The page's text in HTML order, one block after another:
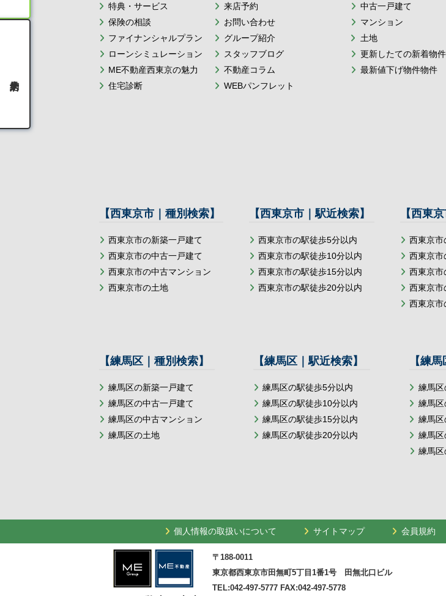
特典・サービス
保険の相談
ファイナンシャルプラン
ローンシミュレーション
ME不動産西東京の魅力
住宅診断
来店予約
お問い合わせ
グループ紹介
スタッフブログ
不動産コラム
WEBパンフレット
中古一戸建て
マンション
土地
更新したての新着物件
最新値下げ物件物件
【西東京市｜種別検索】
西東京市の新築一戸建て
西東京市の中古一戸建て
西東京市の中古マンション
西東京市の土地
【西東京市｜駅近検索】
西東京市の駅徒歩5分以内
西東京市の駅徒歩10分以内
西東京市の駅徒歩15分以内
西東京市の駅徒歩20分以内
【西東
西東京市
西東京市
西東京市
西東京市
西東京市
【練馬区｜種別検索】
練馬区の新築一戸建て
練馬区の中古一戸建て
練馬区の中古マンション
練馬区の土地
【練馬区｜駅近検索】
練馬区の駅徒歩5分以内
練馬区の駅徒歩10分以内
練馬区の駅徒歩15分以内
練馬区の駅徒歩20分以内
【練
練馬
練馬
練馬
練馬
練馬区
個人情報の取扱いについて サイトマップ 会員規約
〒188-0011
東京都西東京市田無町5丁目1番1号 田無北口ビル
TEL:042-497-5777 FAX:042-497-5778